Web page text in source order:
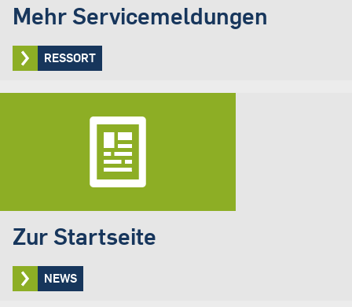
Mehr Servicemeldungen
RESSORT
Zur Startseite
NEWS